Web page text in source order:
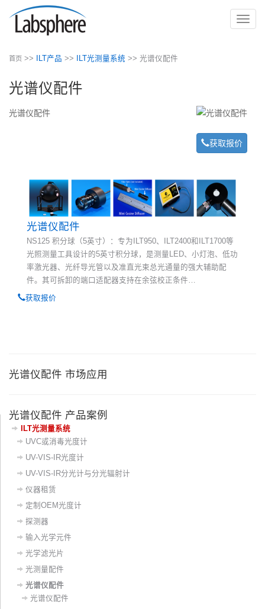
切
首页 >> ILT产品 >> ILT光测量系统 >> 光谱仪配件
光谱仪配件
获取报价
光谱仪配件
光谱仪配件
NS125 积分球（5英寸）：专为ILT950、ILT2400和ILT1700等
光照测量工具设计的5英寸积分球，是测量LED、小灯泡、低功
率激光器、光纤导光管以及准直光束总光通量的强大辅助配
件。其可拆卸的端口适配器支持在余弦校正条件…
获取报价
光谱仪配件 市场应用
光谱仪配件 产品案例
ILT光测量系统
UVC或消毒光度计
UV-VIS-IR光度计
UV-VIS-IR分光计与分光辐射计
仪器租赁
定制OEM光度计
探测器
输入光学元件
光学滤光片
光测量配件
光谱仪配件
光谱仪配件